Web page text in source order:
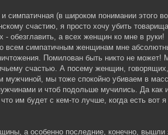
симпатичная (в широком понимании этого
счастию, я просто хочу убить
обезглавить, а всех женщин ко мне в руки!
всем симпатичным женщинам мне
Помилован быть никто не
счастью. А посему женщин,
мужчиной, мы тоже спокойно убиваем в
и чтоб подольше мучились. Да как
им будет с кем-то лучше, когда есть вот
а особенно последние, конечно, вышли